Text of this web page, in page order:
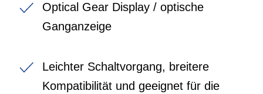
Optical Gear Display / optische
Ganganzeige
Leichter Schaltvorgang, breitere
Kompatibilität und geeignet für die